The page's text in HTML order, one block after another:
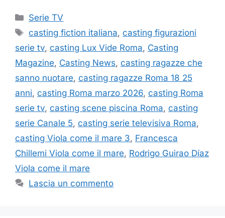
Categorie
Serie TV
Tag
casting fiction italiana,casting figurazioni
serie tv, casting Lux Vide Roma, Casting
Magazine, Casting News, casting ragazze che
sanno nuotare, casting ragazze Roma 18 25
anni, casting Roma marzo 2026, casting Roma
serie tv, casting scene piscina Roma, casting
serie Canale 5, casting serie televisiva Roma,
casting Viola come il mare 3, Francesca
Chillemi Viola come il mare, Rodrigo Guirao Díaz
Viola come il mare
Lascia un commento